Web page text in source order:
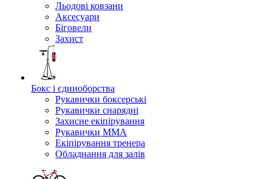
Льодові ковзани
Аксесуари
Біговели
Захист
Бокс і єдиноборства
Рукавички боксерські
Рукавички снарядні
Захисне екіпірування
Рукавички ММА
Екіпірування тренера
Обладнання для залів